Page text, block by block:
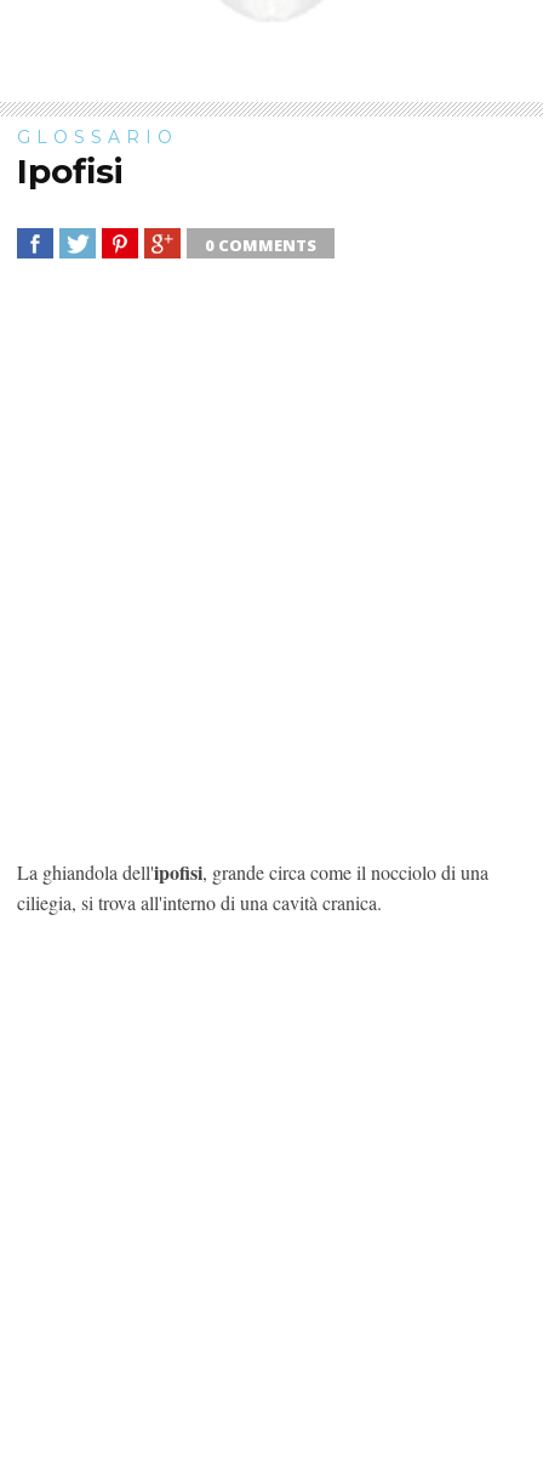
GLOSSARIO
Ipofisi
0 COMMENTS
La ghiandola dell'ipofisi, grande circa come il nocciolo di una
ciliegia, si trova all'interno di una cavità cranica.